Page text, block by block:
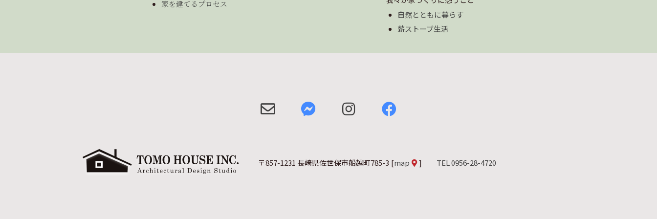
家を建てるプロセス
自然とともに暮らす
薪ストーブ生活
〒857-1231 長崎県佐世保市船越町785-3 [map ] TEL 0956-28-4720